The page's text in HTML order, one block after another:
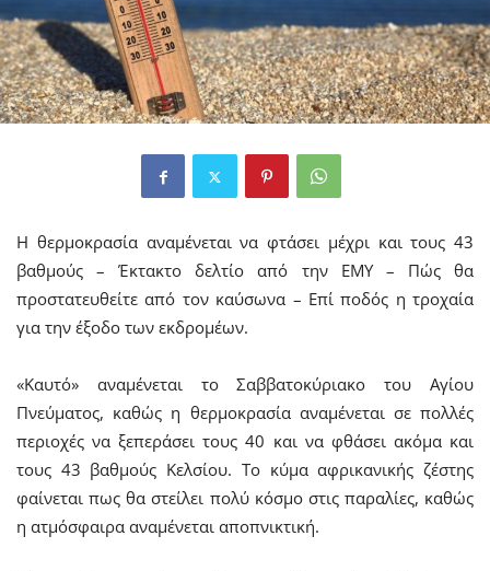
Η θερμοκρασία αναμένεται να φτάσει μέχρι και τους 43
βαθμούς – Έκτακτο δελτίο από την ΕΜΥ – Πώς θα
προστατευθείτε από τον καύσωνα – Επί ποδός η τροχαία
για την έξοδο των εκδρομέων.
«Καυτό» αναμένεται το Σαββατοκύριακο του Αγίου
Πνεύματος, καθώς η θερμοκρασία αναμένεται σε πολλές
περιοχές να ξεπεράσει τους 40 και να φθάσει ακόμα και
τους 43 βαθμούς Κελσίου. Το κύμα αφρικανικής ζέστης
φαίνεται πως θα στείλει πολύ κόσμο στις παραλίες, καθώς
η ατμόσφαιρα αναμένεται αποπνικτική.